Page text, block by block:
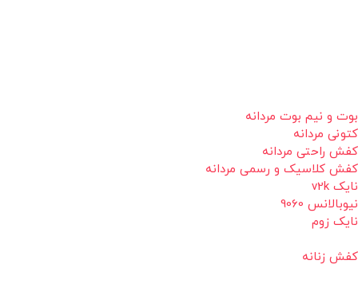
بوت و نیم بوت مردانه
کتونی مردانه
کفش راحتی مردانه
کفش کلاسیک و رسمی مردانه
نایک v2k
نیوبالانس 9060
نایک زوم
کفش زنانه